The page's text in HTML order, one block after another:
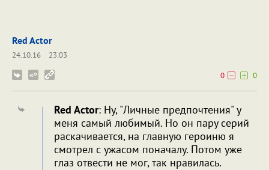
Red Actor
24.10.16
23:03
0
0
Red Actor: Ну, "Личные предпочтения" у
меня самый любимый. Но он пару серий
раскачивается, на главную героиню я
смотрел с ужасом поначалу. Потом уже
глаз отвести не мог, так нравилась.